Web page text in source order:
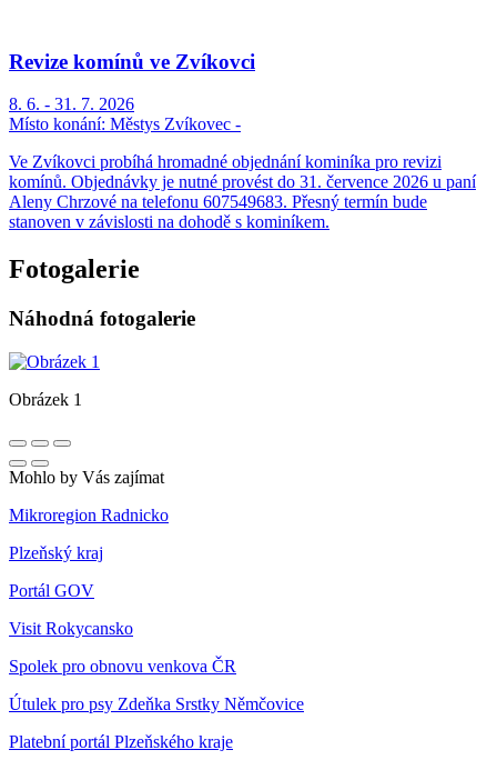
Revize komínů ve Zvíkovci
8. 6. - 31. 7. 2026
Místo konání: Městys Zvíkovec -
Ve Zvíkovci probíhá hromadné objednání kominíka pro revizi
komínů. Objednávky je nutné provést do 31. července 2026 u paní
Aleny Chrzové na telefonu 607549683. Přesný termín bude
stanoven v závislosti na dohodě s kominíkem.
Fotogalerie
Náhodná fotogalerie
Obrázek 1
Mohlo by Vás zajímat
Mikroregion Radnicko
Plzeňský kraj
Portál GOV
Visit Rokycansko
Spolek pro obnovu venkova ČR
Útulek pro psy Zdeňka Srstky Němčovice
Platební portál Plzeňského kraje